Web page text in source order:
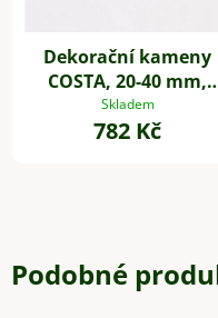
Dekorační kameny
COSTA, 20-40 mm,
plast, černá
Skladem
782 Kč
Podobné